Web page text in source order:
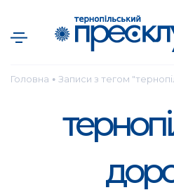
Головна ● Записи з тегом